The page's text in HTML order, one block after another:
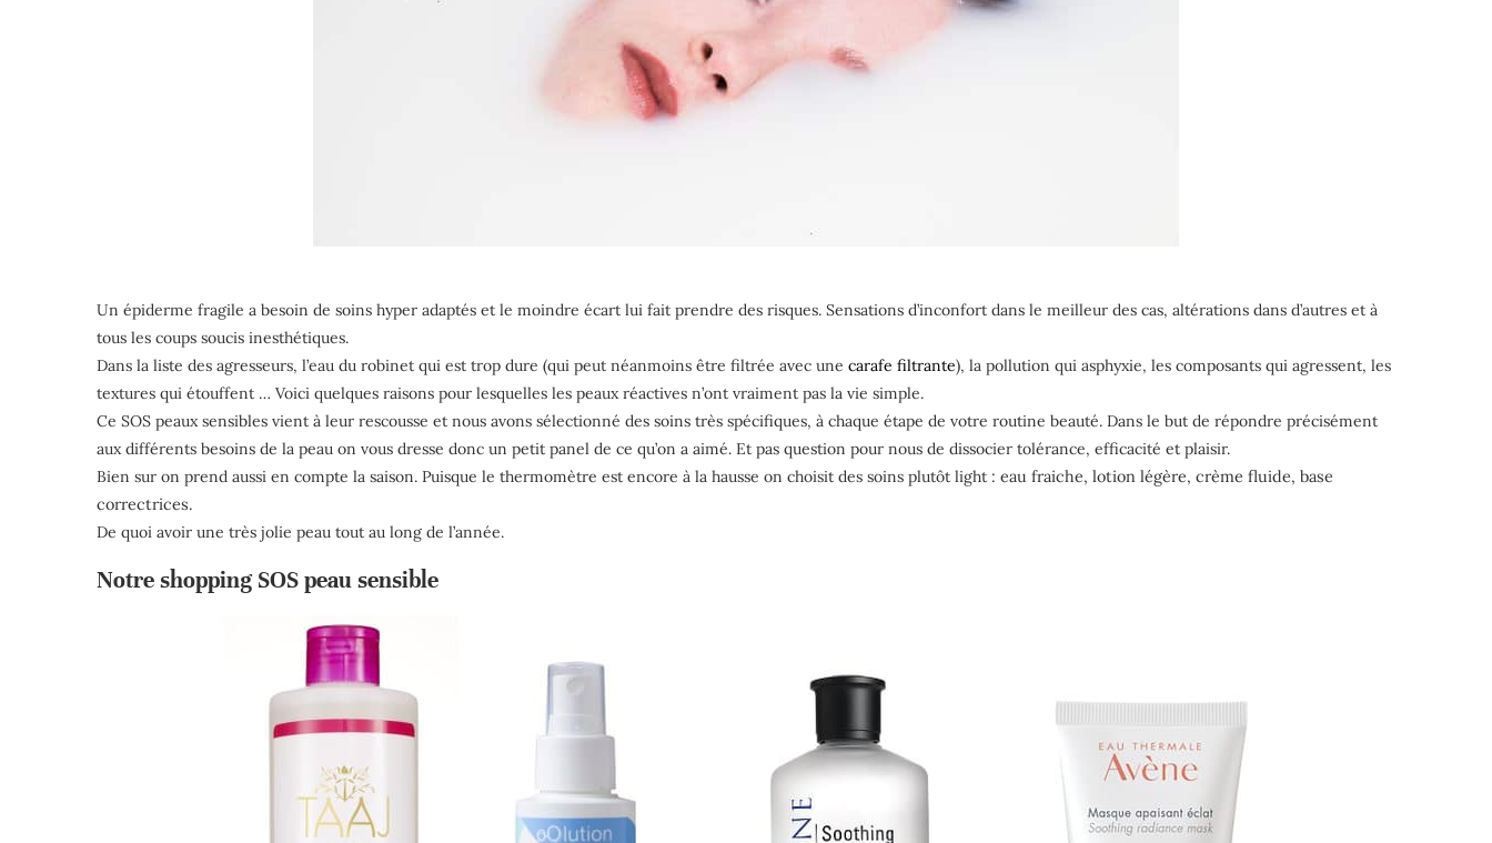
Un épiderme fragile a besoin de soins hyper adaptés et le moindre écart lui fait prendre des risques. Sensations d’inconfort dans le meilleur des cas, altérations dans d’autres et à
tous les coups soucis inesthétiques.
Dans la liste des agresseurs, l’eau du robinet qui est trop dure (qui peut néanmoins être filtrée avec une carafe filtrante), la pollution qui asphyxie, les composants qui agressent, les
textures qui étouffent … Voici quelques raisons pour lesquelles les peaux réactives n’ont vraiment pas la vie simple.
Ce SOS peaux sensibles vient à leur rescousse et nous avons sélectionné des soins très spécifiques, à chaque étape de votre routine beauté. Dans le but de répondre précisément
aux différents besoins de la peau on vous dresse donc un petit panel de ce qu’on a aimé. Et pas question pour nous de dissocier tolérance, efficacité et plaisir.
Bien sur on prend aussi en compte la saison. Puisque le thermomètre est encore à la hausse on choisit des soins plutôt light : eau fraiche, lotion légère, crème fluide, base
correctrices.
De quoi avoir une très jolie peau tout au long de l’année.
Notre shopping SOS peau sensible